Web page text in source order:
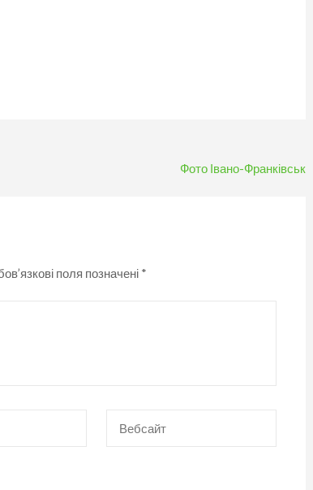
Фото Івано-Франківськ
поля позначені *